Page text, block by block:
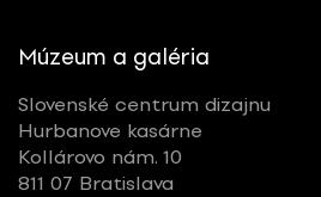
Múzeum a galéria
Slovenské centrum dizajnu
Hurbanove kasárne
Kollárovo nám. 10
811 07 Bratislava